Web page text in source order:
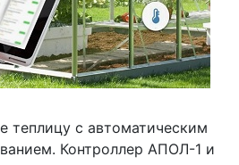
теплицу с автоматическим
Контроллер АПОЛ-1 и